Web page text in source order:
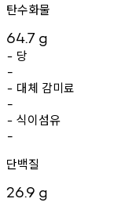
탄수화물
64.7 g
- 당
-
- 대체 감미료
-
- 식이섬유
-
단백질
26.9 g